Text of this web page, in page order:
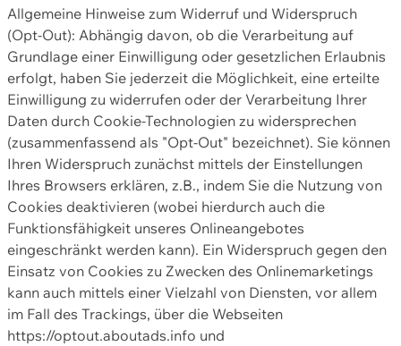
Allgemeine Hinweise zum Widerruf und Widerspruch
(Opt-Out): Abhängig davon, ob die Verarbeitung auf
Grundlage einer Einwilligung oder gesetzlichen Erlaubnis
erfolgt, haben Sie jederzeit die Möglichkeit, eine erteilte
Einwilligung zu widerrufen oder der Verarbeitung Ihrer
Daten durch Cookie-Technologien zu widersprechen
(zusammenfassend als "Opt-Out" bezeichnet). Sie können
Ihren Widerspruch zunächst mittels der Einstellungen
Ihres Browsers erklären, z.B., indem Sie die Nutzung von
Cookies deaktivieren (wobei hierdurch auch die
Funktionsfähigkeit unseres Onlineangebotes
eingeschränkt werden kann). Ein Widerspruch gegen den
Einsatz von Cookies zu Zwecken des Onlinemarketings
kann auch mittels einer Vielzahl von Diensten, vor allem
im Fall des Trackings, über die Webseiten
https://optout.aboutads.info und